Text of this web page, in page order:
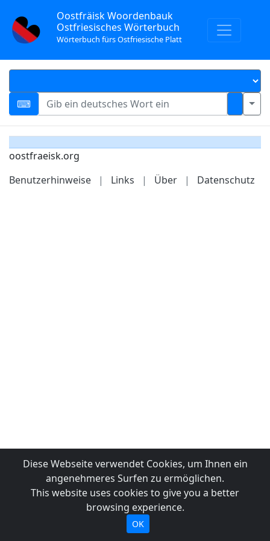
Oostfräisk Woordenbauk
Ostfriesisches Wörterbuch
Wörterbuch fürs Ostfriesische Platt
oostfraeisk.org
Benutzerhinweise
| Links | Über | Datenschutz
Diese Webseite verwendet Cookies, um Ihnen ein
angenehmeres Surfen zu ermöglichen.
This website uses cookies to give you a better
browsing experience.
OK